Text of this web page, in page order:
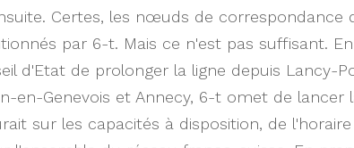
Certes, les nœuds de correspondance
par 6-t. Mais ce n'est pas suffisant.
d'Etat de prolonger la ligne depuis Lancy-
en-Genevois et Annecy, 6-t omet de lancer
sur les capacités à disposition, de